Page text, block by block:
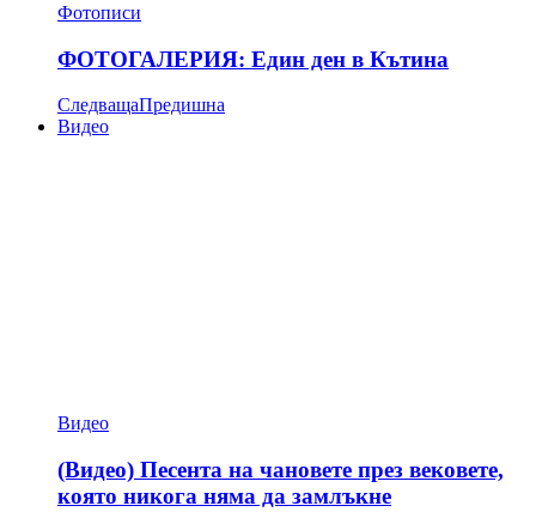
Фотописи
ФОТОГАЛЕРИЯ: Един ден в Кътина
СледващаПредишна
Видео
Видео
(Видео) Песента на чановете през вековете,
която никога няма да замлъкне